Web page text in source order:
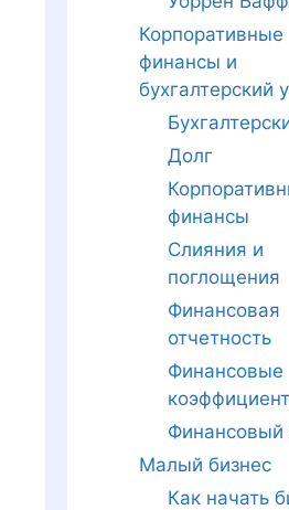
Корпоративные
финансы и
бухгалтерский
Долг
финансы
Слияния и
поглощения
Финансовая
отчетность
Финансовые
Финансовый
Малый бизнес
Как начать